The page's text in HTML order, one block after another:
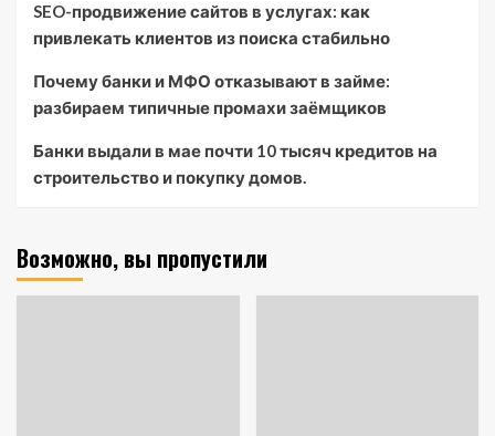
SEO-продвижение сайтов в услугах: как
привлекать клиентов из поиска стабильно
Почему банки и МФО отказывают в займе:
разбираем типичные промахи заёмщиков
Банки выдали в мае почти 10 тысяч кредитов на
строительство и покупку домов.
Возможно, вы пропустили